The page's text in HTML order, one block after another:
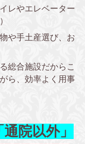
レやエレベーター
や手土産選び、お
総合施設だからこ
ら、効率よく用事
院以外」